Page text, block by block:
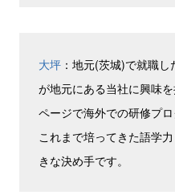
大坪 ：地元(茨城)で就職
が地元にある当社に興味
ページで海外での研修プ
これまで培ってきた語学
きな決め手です。